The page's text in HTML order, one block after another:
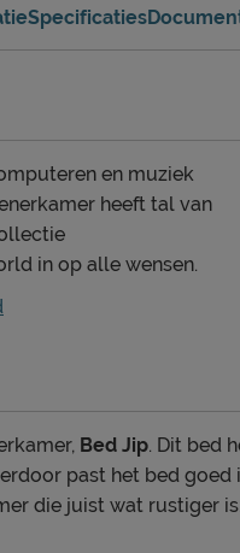
Specificaties
en muziek
heeft tal van
in op alle wensen.
Bed Jip. Dit bed
past het bed goed
die juist wat rustiger is.